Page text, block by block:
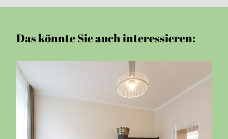
Das könnte Sie auch interessieren: